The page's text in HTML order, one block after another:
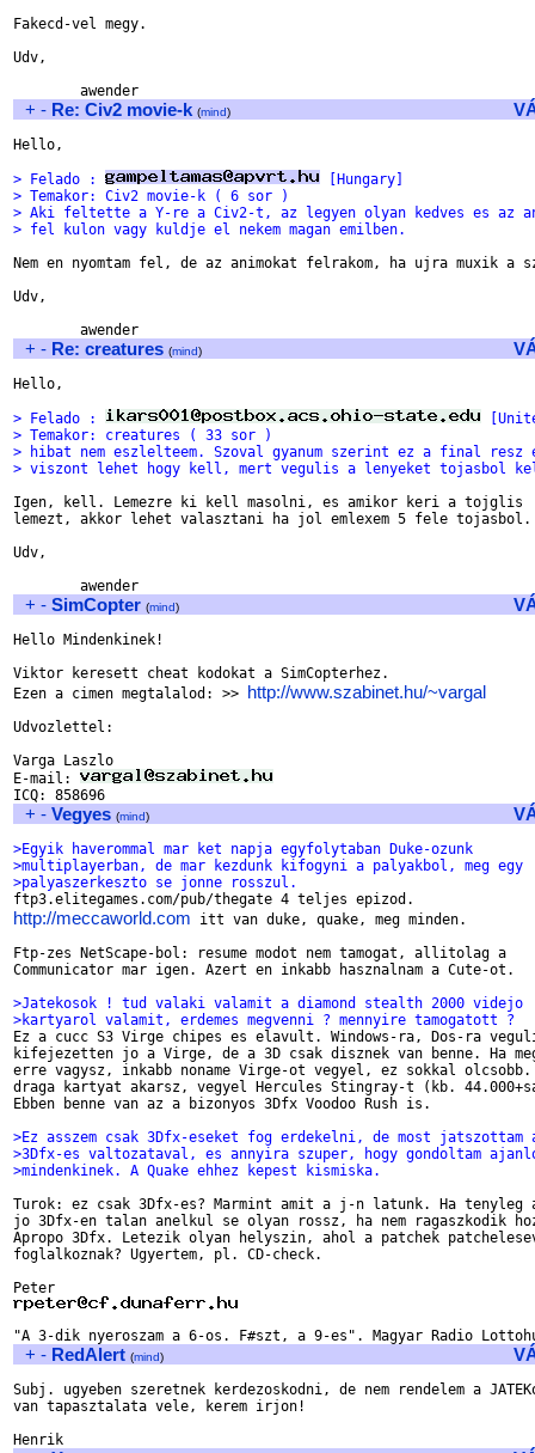
Fakecd-vel megy.
Udv,
+ - Re: Civ2 movie-k (mind)
Hello,
> Felado :
[Hungary]
> Temakor: Civ2 movie-k ( 6 sor )
> Aki feltette a Y-re a Civ2-t, az legyen olyan kedves es az
> fel kulon vagy kuldje el nekem magan emilben.
Nem en nyomtam fel, de az animokat felrakom, ha ujra muxik a
Udv,
+ - Re: creatures (mind)
Hello,
> Felado :
> Temakor: creatures ( 33 sor )
> hibat nem eszlelteem. Szoval gyanum szerint ez a final resz
> viszont lehet hogy kell, mert vegulis a lenyeket tojasbol
Igen, kell. Lemezre ki kell masolni, es amikor keri a tojglis
lemezt, akkor lehet valasztani ha jol emlexem 5 fele tojasbol.
Udv,
+ - SimCopter (mind)
Hello Mindenkinek!
Viktor keresett cheat kodokat a SimCopterhez.
Ezen a cimen megtalalod: >> http://www.szabinet.hu/~vargal
Udvozlettel:
Varga Laszlo
E-mail:
+ - Vegyes (mind)
>Egyik haverommal mar ket napja egyfolytaban Duke-ozunk
>multiplayerban, de mar kezdunk kifogyni a palyakbol, meg egy
>palyaszerkeszto se jonne rosszul.
http://meccaworld.com itt van duke, quake, meg minden.
Ftp-zes NetScape-bol: resume modot nem tamogat, allitolag a
Communicator mar igen. Azert en inkabb hasznalnam a Cute-ot.
>Jatekosok ! tud valaki valamit a diamond stealth 2000 videjo
>kartyarol valamit, erdemes megvenni ? mennyire tamogatott ?
Ez a cucc S3 Virge chipes es elavult. Windows-ra, Dos-ra
kifejezetten jo a Virge, de a 3D csak disznek van benne. Ha
erre vagysz, inkabb noname Virge-ot vegyel, ez sokkal
draga kartyat akarsz, vegyel Hercules Stingray-t (kb.
Ebben benne van az a bizonyos 3Dfx Voodoo Rush is.
>Ez asszem csak 3Dfx-eseket fog erdekelni, de most jatszottam
>3Dfx-es valtozataval, es annyira szuper, hogy gondoltam
>mindenkinek. A Quake ehhez kepest kismiska.
Turok: ez csak 3Dfx-es? Marmint amit a j-n latunk. Ha tenyleg
jo 3Dfx-en talan anelkul se olyan rossz, ha nem ragaszkodik
Apropo 3Dfx. Letezik olyan helyszin, ahol a patchek
foglalkoznak? Ugyertem, pl. CD-check.
+ - RedAlert (mind)
Subj. ugyeben szeretnek kerdezoskodni, de nem rendelem a
van tapasztalata vele, kerem irjon!